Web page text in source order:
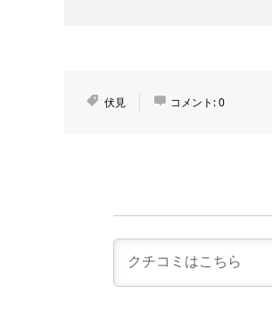
伏見 コメント:0